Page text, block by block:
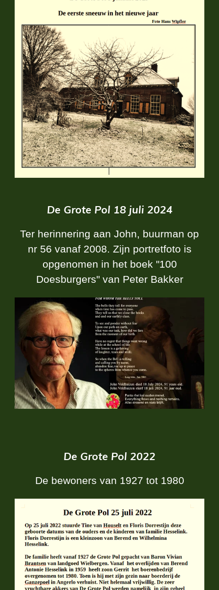
De Grote Pol 18 juli 2024
Ter herinnering aan John, buurman op
nr 56 vanaf 2008. Zijn portretfoto is
opgenomen in het boek "100
Doesburgers" van Peter Bakker
De Grote Pol 2022
De bewoners van 1927 tot 1980